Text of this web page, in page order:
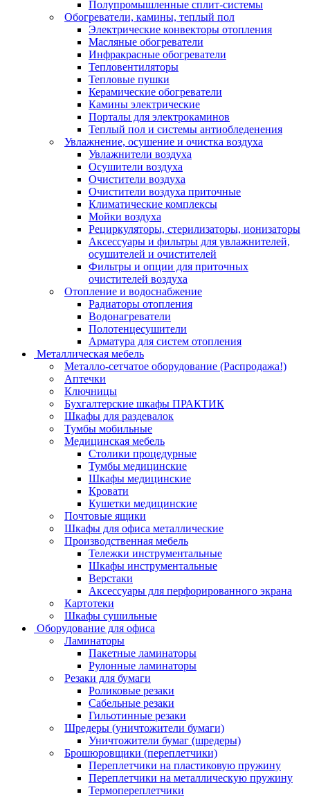
Полупромышленные сплит-системы
Обогреватели, камины, теплый пол
Электрические конвекторы отопления
Масляные обогреватели
Инфракрасные обогреватели
Тепловентиляторы
Тепловые пушки
Керамические обогреватели
Камины электрические
Порталы для электрокаминов
Теплый пол и системы антиобледенения
Увлажнение, осушение и очистка воздуха
Увлажнители воздуха
Осушители воздуха
Очистители воздуха
Очистители воздуха приточные
Климатические комплексы
Мойки воздуха
Рециркуляторы, стерилизаторы, ионизаторы
Аксессуары и фильтры для увлажнителей,
осушителей и очистителей
Фильтры и опции для приточных
очистителей воздуха
Отопление и водоснабжение
Радиаторы отопления
Водонагреватели
Полотенцесушители
Арматура для систем отопления
Металлическая мебель
Металло-сетчатое оборудование (Распродажа!)
Аптечки
Ключницы
Бухгалтерские шкафы ПРАКТИК
Шкафы для раздевалок
Тумбы мобильные
Медицинская мебель
Столики процедурные
Тумбы медицинские
Шкафы медицинские
Кровати
Кушетки медицинские
Почтовые ящики
Шкафы для офиса металлические
Производственная мебель
Тележки инструментальные
Шкафы инструментальные
Верстаки
Аксессуары для перфорированного экрана
Картотеки
Шкафы сушильные
Оборудование для офиса
Ламинаторы
Пакетные ламинаторы
Рулонные ламинаторы
Резаки для бумаги
Роликовые резаки
Сабельные резаки
Гильотинные резаки
Шредеры (уничтожители бумаги)
Уничтожители бумаг (шредеры)
Брошюровщики (переплетчики)
Переплетчики на пластиковую пружину
Переплетчики на металлическую пружину
Термопереплетчики